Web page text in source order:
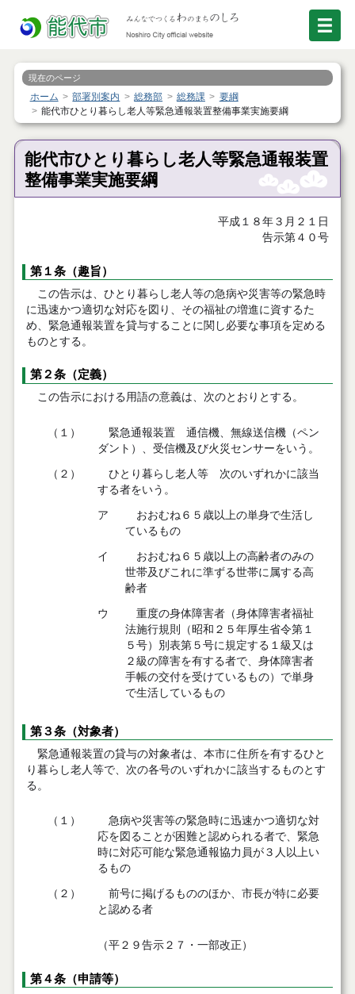
現在のページ
ホーム 部署別案内 総務部 総務課
要綱
能代市ひとり暮らし老人等緊急通報装置整備事業実施要綱
能代市ひとり暮らし老人等緊急通報装置
整備事業実施要綱
平成１８年３月２１日
告示第４０号
第１条（趣旨）
この告示は、ひとり暮らし老人等の急病や災害等の緊急時
に迅速かつ適切な対応を図り、その福祉の増進に資するた
め、緊急通報装置を貸与することに関し必要な事項を定める
ものとする。
第２条（定義）
この告示における用語の意義は、次のとおりとする。
（１）
緊急通報装置 通信機、無線送信機（ペン
ダント）、受信機及び火災センサーをいう。
（２）
ひとり暮らし老人等 次のいずれかに該当
する者をいう。
ア
おおむね６５歳以上の単身で生活し
ているもの
イ
おおむね６５歳以上の高齢者のみの
世帯及びこれに準ずる世帯に属する高
齢者
ウ
重度の身体障害者（身体障害者福祉
法施行規則（昭和２５年厚生省令第１
５号）別表第５号に規定する１級又は
２級の障害を有する者で、身体障害者
手帳の交付を受けているもの）で単身
で生活しているもの
第３条（対象者）
緊急通報装置の貸与の対象者は、本市に住所を有するひと
り暮らし老人等で、次の各号のいずれかに該当するものとす
る。
（１）
急病や災害等の緊急時に迅速かつ適切な対
応を図ることが困難と認められる者で、緊急
時に対応可能な緊急通報協力員が３人以上い
るもの
（２）
前号に掲げるもののほか、市長が特に必要
と認める者
（平２９告示２７・一部改正）
第４条（申請等）